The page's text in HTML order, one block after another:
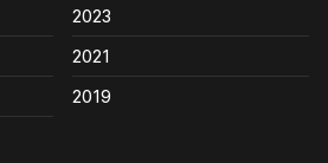
2023
2021
2019